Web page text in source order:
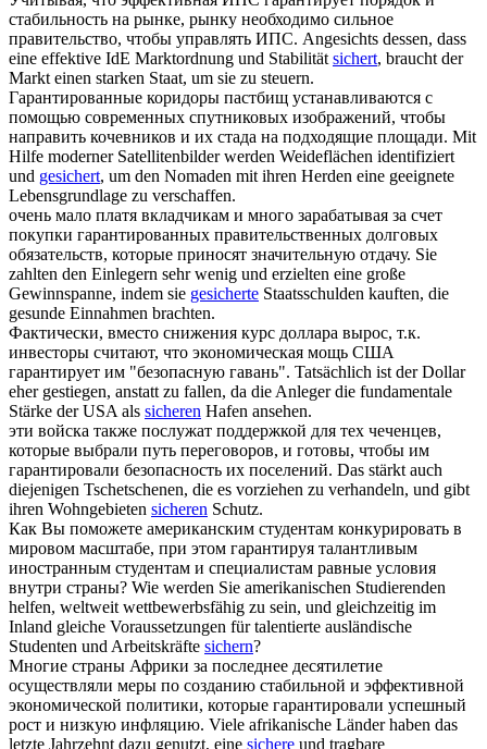
стабильность на рынке, рынку необходимо сильное
правительство, чтобы управлять ИПС. Angesichts dessen, dass
eine effektive IdE Marktordnung und Stabilitätsichert, braucht der
Markt einen starken Staat, um sie zu steuern.
Гарантированные коридоры пастбищ устанавливаются с
помощью современных спутниковых изображений, чтобы
направить кочевников и их стада на подходящие площади. Mit
Hilfe moderner Satellitenbilder werden Weideflächen identifiziert
und gesichert, um den Nomaden mit ihren Herden eine geeignete
Lebensgrundlage zu verschaffen.
очень мало платя вкладчикам и много зарабатывая за счет
покупки гарантированных правительственных долговых
обязательств, которые приносят значительную отдачу. Sie
zahlten den Einlegern sehr wenig und erzielten eine große
Gewinnspanne, indem sie gesicherte Staatsschulden kauften, die
gesunde Einnahmen brachten.
Фактически, вместо снижения курс доллара вырос, т.к.
инвесторы считают, что экономическая мощь США
гарантирует им "безопасную гавань". Tatsächlich ist der Dollar
eher gestiegen, anstatt zu fallen, da die Anleger die fundamentale
Stärke der USA als sicheren Hafen ansehen.
эти войска также послужат поддержкой для тех чеченцев,
которые выбрали путь переговоров, и готовы, чтобы им
гарантировали безопасность их поселений. Das stärkt auch
diejenigen Tschetschenen, die es vorziehen zu verhandeln, und gibt
ihren Wohngebieten sicheren Schutz.
Как Вы поможете американским студентам конкурировать в
мировом масштабе, при этом гарантируя талантливым
иностранным студентам и специалистам равные условия
внутри страны? Wie werden Sie amerikanischen Studierenden
helfen, weltweit wettbewerbsfähig zu sein, und gleichzeitig im
Inland gleiche Voraussetzungen für talentierte ausländische
Studenten und Arbeitskräfte sichern?
Многие страны Африки за последнее десятилетие
осуществляли меры по созданию стабильной и эффективной
экономической политики, которые гарантировали успешный
рост и низкую инфляцию. Viele afrikanische Länder haben das
letzte Jahrzehnt dazu genutzt, eine sichere und tragbare